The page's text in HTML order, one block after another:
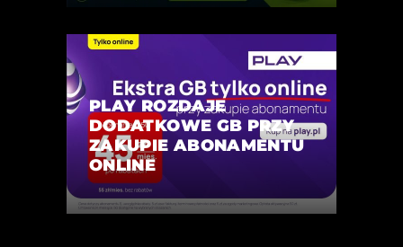
PLAY ROZDAJE
DODATKOWE GB PRZY
ZAKUPIE ABONAMENTU
ONLINE